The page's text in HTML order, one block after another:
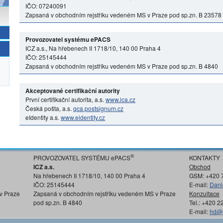
IČO: 07240091
Zapsaná v obchodním rejstříku vedeném MS v Praze pod sp.zn. B 23578
Provozovatel systému ePACS
ICZ a.s., Na hřebenech II 1718/10, 140 00 Praha 4
IČO: 25145444
Zapsaná v obchodním rejstříku vedeném MS v Praze pod sp.zn. B 4840
Akceptované certifikační autority
První certifikační autorita, a.s. www.ica.cz
Česká pošta, a.s. qca.postsignum.cz
eIdentity a.s. www.eidentity.cz
Praze
PROVOZOVATEL SYSTÉMU ePACS®
ICZ a.s.
Na hřebenech II 1718/10, 140 00 Praha 4
IČO: 25145444
Zapsaná v obchodním rejstříku vedeném MS v Praze
pod sp.zn. B 4840
KONTAKTY
Obchod
GSM: +420
E-mail:
Konzultace
Tel.: +420
E-mail: